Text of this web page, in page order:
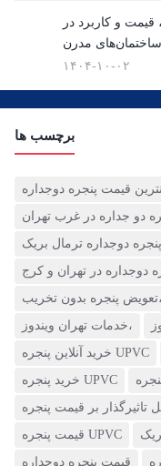
شیشه ضدگلوله
قیمت توری پلیسه
(0)
از پنجره های دوجداره
(1)
نمایندگی ویستابست
قیمت و کاربرد در
ساختمان‌های مدرن
۱۴۰۴-۱۰-۰۲
برچسب ها
قیمت پنجره دوجداره
تعویض پنجره بدون تخریب،
خدمات تهران ویندوز،
خرید آنلاین پنجره UPVC
خرید پنجره UPVC
قیمت پنجره UPVC
قیمت پنجره دوجداره